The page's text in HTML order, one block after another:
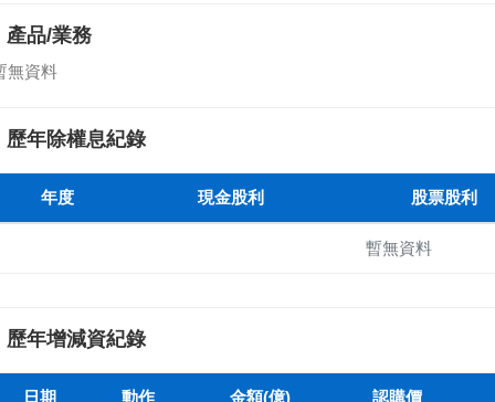
產品/業務
無資料
歷年除權息紀錄
年度 現金股利 股票股利
暫無資料
歷年增減資紀錄
日期 動作 金額(億) 認購價